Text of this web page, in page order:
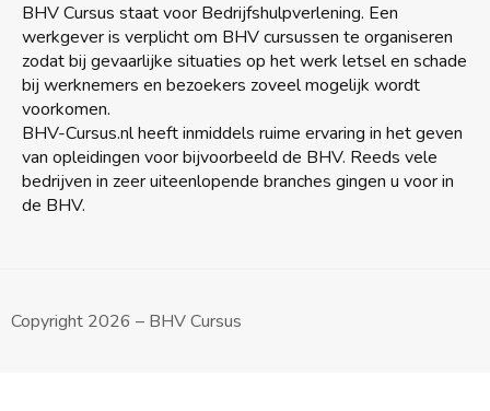
BHV Cursus staat voor Bedrijfshulpverlening. Een
werkgever is verplicht om BHV cursussen te organiseren
zodat bij gevaarlijke situaties op het werk letsel en schade
bij werknemers en bezoekers zoveel mogelijk wordt
voorkomen.
BHV-Cursus.nl heeft inmiddels ruime ervaring in het geven
van opleidingen voor bijvoorbeeld de BHV. Reeds vele
bedrijven in zeer uiteenlopende branches gingen u voor in
de BHV.
Copyright 2026 – BHV Cursus